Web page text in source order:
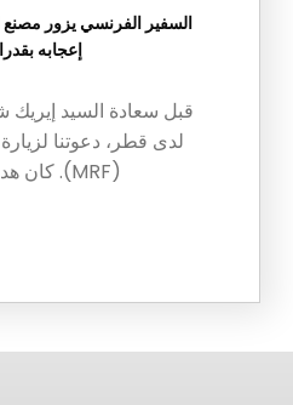
السفير الفرنسي يزور مصنع
إعجابه
قبل سعادة السيد إيريك
لدى قطر، دعوتنا
(MRF). كان هدفنا توفير فهم شامل…